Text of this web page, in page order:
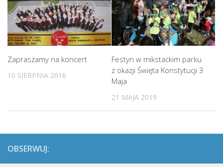
Zapraszamy na koncert
10 SIERPNIA 2016
Festyn w mikstackim parku
z okazji Święta Konstytucji 3
Maja
21 MAJA 2019
OBSERWUJ: